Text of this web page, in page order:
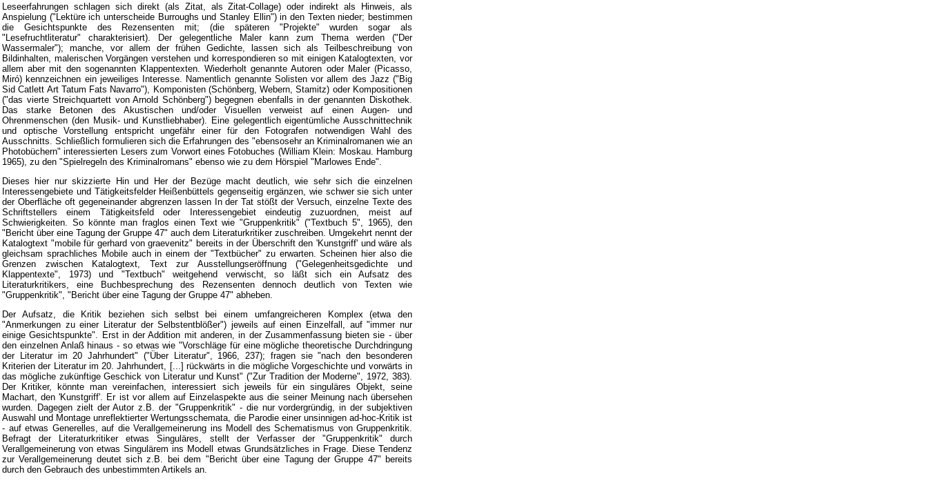
Leseerfahrungen schlagen sich direkt (als Zitat, als Zitat-Collage) oder indirekt als Hinweis, als
Anspielung ("Lektüre ich unterscheide Burroughs und Stanley Ellin") in den Texten nieder; bestimmen
die Gesichtspunkte des Rezensenten mit; (die späteren "Projekte" wurden sogar als
"Lesefruchtliteratur" charakterisiert). Der gelegentliche Maler kann zum Thema werden ("Der
Wassermaler"); manche, vor allem der frühen Gedichte, lassen sich als Teilbeschreibung von
Bildinhalten, malerischen Vorgängen verstehen und korrespondieren so mit einigen Katalogtexten, vor
allem aber mit den sogenannten Klappentexten. Wiederholt genannte Autoren oder Maler (Picasso,
Miró) kennzeichnen ein jeweiliges Interesse. Namentlich genannte Solisten vor allem des Jazz ("Big
Sid Catlett Art Tatum Fats Navarro"), Komponisten (Schönberg, Webern, Stamitz) oder Kompositionen
("das vierte Streichquartett von Arnold Schönberg") begegnen ebenfalls in der genannten Diskothek.
Das starke Betonen des Akustischen und/oder Visuellen verweist auf einen Augen- und
Ohrenmenschen (den Musik- und Kunstliebhaber). Eine gelegentlich eigentümliche Ausschnittechnik
und optische Vorstellung entspricht ungefähr einer für den Fotografen notwendigen Wahl des
Ausschnitts. Schließlich formulieren sich die Erfahrungen des "ebensosehr an Kriminalromanen wie an
Photobüchern" interessierten Lesers zum Vorwort eines Fotobuches (William Klein: Moskau. Hamburg
1965), zu den "Spielregeln des Kriminalromans" ebenso wie zu dem Hörspiel "Marlowes Ende".
Dieses hier nur skizzierte Hin und Her der Bezüge macht deutlich, wie sehr sich die einzelnen
Interessengebiete und Tätigkeitsfelder Heißenbüttels gegenseitig ergänzen, wie schwer sie sich unter
der Oberfläche oft gegeneinander abgrenzen lassen In der Tat stößt der Versuch, einzelne Texte des
Schriftstellers einem Tätigkeitsfeld oder Interessengebiet eindeutig zuzuordnen, meist auf
Schwierigkeiten. So könnte man fraglos einen Text wie "Gruppenkritik" ("Textbuch 5", 1965), den
"Bericht über eine Tagung der Gruppe 47" auch dem Literaturkritiker zuschreiben. Umgekehrt nennt der
Katalogtext "mobile für gerhard von graevenitz" bereits in der Überschrift den 'Kunstgriff' und wäre als
gleichsam sprachliches Mobile auch in einem der "Textbücher" zu erwarten. Scheinen hier also die
Grenzen zwischen Katalogtext, Text zur Ausstellungseröffnung ("Gelegenheitsgedichte und
Klappentexte", 1973) und "Textbuch" weitgehend verwischt, so läßt sich ein Aufsatz des
Literaturkritikers, eine Buchbesprechung des Rezensenten dennoch deutlich von Texten wie
"Gruppenkritik", "Bericht über eine Tagung der Gruppe 47" abheben.
Der Aufsatz, die Kritik beziehen sich selbst bei einem umfangreicheren Komplex (etwa den
"Anmerkungen zu einer Literatur der Selbstentblößer") jeweils auf einen Einzelfall, auf "immer nur
einige Gesichtspunkte". Erst in der Addition mit anderen, in der Zusammenfassung bieten sie - über
den einzelnen Anlaß hinaus - so etwas wie "Vorschläge für eine mögliche theoretische Durchdringung
der Literatur im 20 Jahrhundert" ("Über Literatur", 1966, 237); fragen sie "nach den besonderen
Kriterien der Literatur im 20. Jahrhundert, [...] rückwärts in die mögliche Vorgeschichte und vorwärts in
das mögliche zukünftige Geschick von Literatur und Kunst" ("Zur Tradition der Moderne", 1972, 383).
Der Kritiker, könnte man vereinfachen, interessiert sich jeweils für ein singuläres Objekt, seine
Machart, den 'Kunstgriff'. Er ist vor allem auf Einzelaspekte aus die seiner Meinung nach übersehen
wurden. Dagegen zielt der Autor z.B. der "Gruppenkritik" - die nur vordergründig, in der subjektiven
Auswahl und Montage unreflektierter Wertungsschemata, die Parodie einer unsinnigen ad-hoc-Kritik ist
- auf etwas Generelles, auf die Verallgemeinerung ins Modell des Schematismus von Gruppenkritik.
Befragt der Literaturkritiker etwas Singuläres, stellt der Verfasser der "Gruppenkritik" durch
Verallgemeinerung von etwas Singulärem ins Modell etwas Grundsätzliches in Frage. Diese Tendenz
zur Verallgemeinerung deutet sich z.B. bei dem "Bericht über eine Tagung der Gruppe 47" bereits
durch den Gebrauch des unbestimmten Artikels an.